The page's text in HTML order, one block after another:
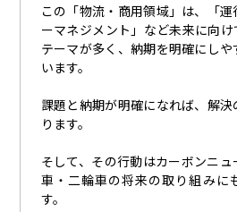
この「物流・商用領域」は、「
ーマネジメント」など未来に向
テーマが多く、納期を明確にし
います。
課題と納期が明確になれば、解
ります。
そして、その行動はカーボンニ
車・二輪車の将来の取り組みに
す。